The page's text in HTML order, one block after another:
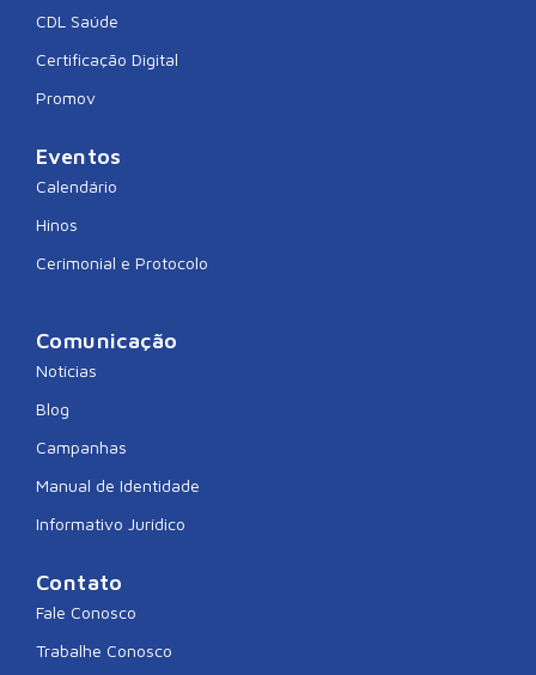
CDL Saúde
Certificação Digital
Promov
Eventos
Calendário
Hinos
Cerimonial e Protocolo
Comunicação
Notícias
Blog
Campanhas
Manual de Identidade
Informativo Jurídico
Contato
Fale Conosco
Trabalhe Conosco